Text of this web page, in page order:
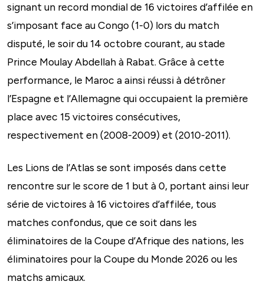
signant un record mondial de 16 victoires d’affilée en
s’imposant face au Congo (1-0) lors du match
disputé, le soir du 14 octobre courant, au stade
Prince Moulay Abdellah à Rabat. Grâce à cette
performance, le Maroc a ainsi réussi à détrôner
l’Espagne et l’Allemagne qui occupaient la première
place avec 15 victoires consécutives,
respectivement en (2008-2009) et (2010-2011).
Les Lions de l’Atlas se sont imposés dans cette
rencontre sur le score de 1 but à 0, portant ainsi leur
série de victoires à 16 victoires d’affilée, tous
matches confondus, que ce soit dans les
éliminatoires de la Coupe d’Afrique des nations, les
éliminatoires pour la Coupe du Monde 2026 ou les
matchs amicaux.